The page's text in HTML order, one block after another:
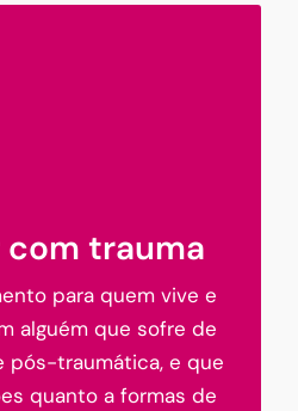
com trauma
para quem vive e
alguém que sofre de
pós-traumática, e que
quanto a formas de